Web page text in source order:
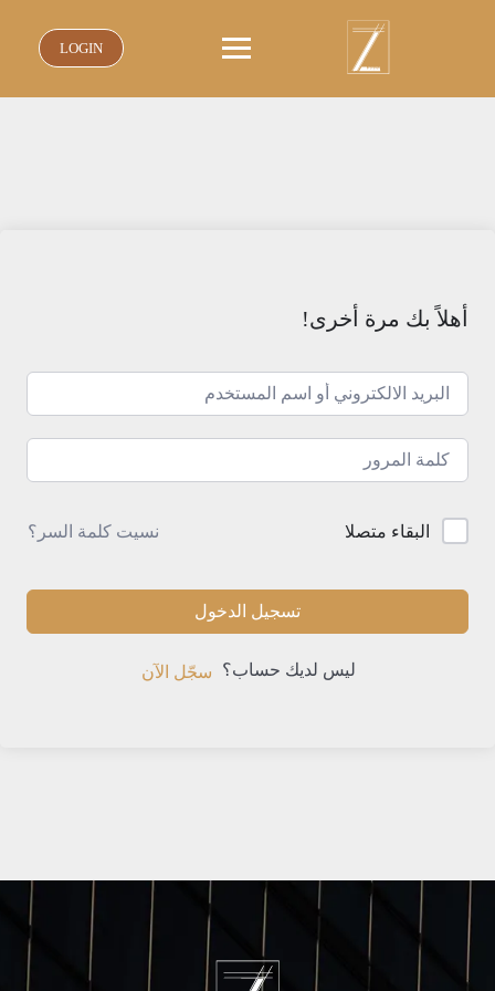
LOGIN
أهلاً بك مرة أخرى!
البقاء متصلا نسيت كلمة السر؟
تسجيل الدخول
ليس لديك حساب؟ سجّل الآن